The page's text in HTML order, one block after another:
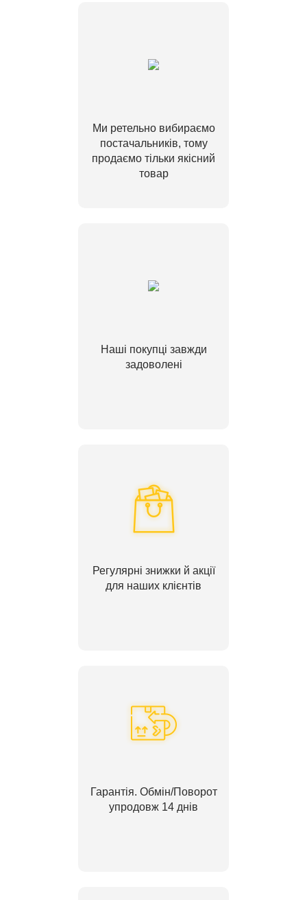
Ми ретельно вибираємо
постачальників, тому
продаємо тільки якісний
товар
Наші покупці завжди
задоволені
Регулярні знижки й акції
для наших клієнтів
Гарантія. Обмін/Поворот
упродовж 14 днів